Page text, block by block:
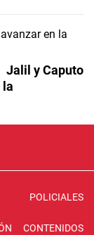
Jalil y Caputo
la
POLICIALES
CONTENIDOS